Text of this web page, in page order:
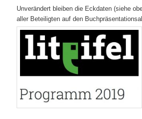
Unverändert bleiben die Eckdaten (siehe
aller Beteiligten auf den